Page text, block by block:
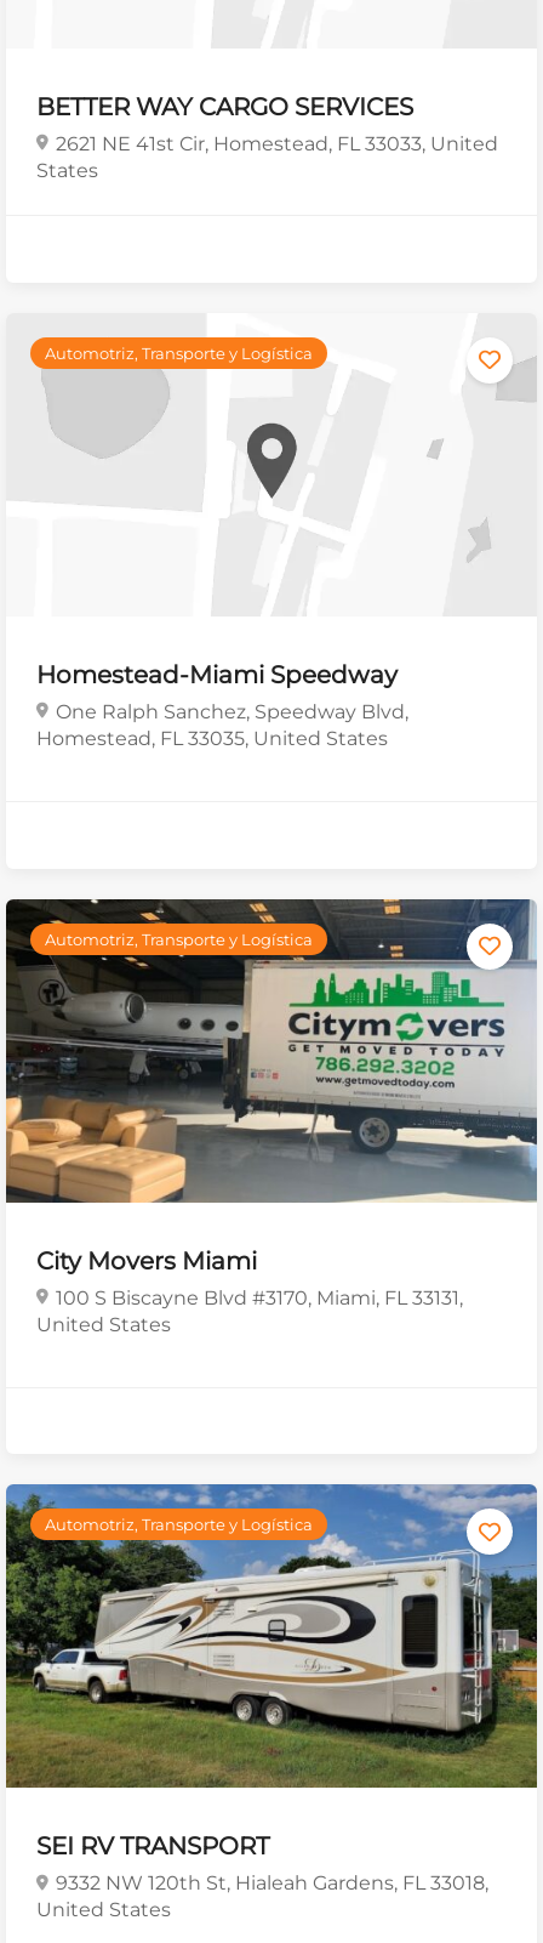
BETTER WAY CARGO SERVICES
2621 NE 41st Cir, Homestead, FL 33033, United
States
Automotriz, Transporte y Logística
Homestead-Miami Speedway
One Ralph Sanchez, Speedway Blvd,
Homestead, FL 33035, United States
Automotriz, Transporte y Logística
City Movers Miami
100 S Biscayne Blvd #3170, Miami, FL 33131,
United States
Automotriz, Transporte y Logística
SEI RV TRANSPORT
9332 NW 120th St, Hialeah Gardens, FL 33018,
United States